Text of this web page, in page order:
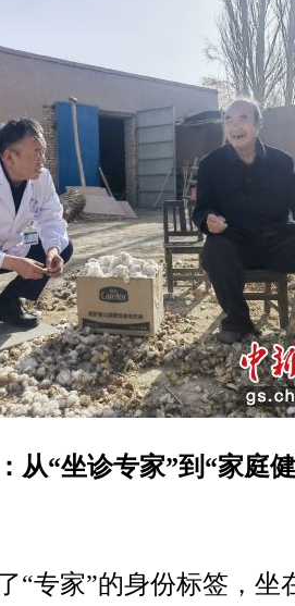
从“坐诊专家”到“家庭
家”的身份标签，坐